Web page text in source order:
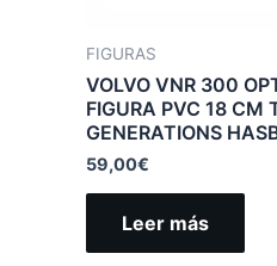
FIGURAS
VOLVO VNR 300
FIGURA PVC 18 CM
GENERATIONS
59,00€
Leer más